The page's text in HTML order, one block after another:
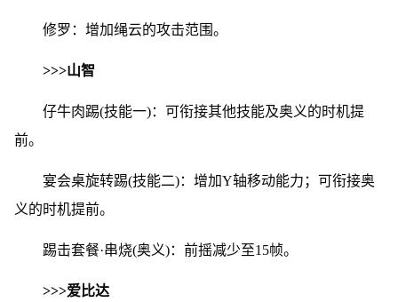
修罗：增加绳云的攻击范围。
>>>山智
仔牛肉踢(技能一)：可衔接其他技能及奥义的时机提
前。
宴会桌旋转踢(技能二)：增加Y轴移动能力；可衔接奥
义的时机提前。
踢击套餐·串烧(奥义)：前摇减少至15帧。
>>>爱比达